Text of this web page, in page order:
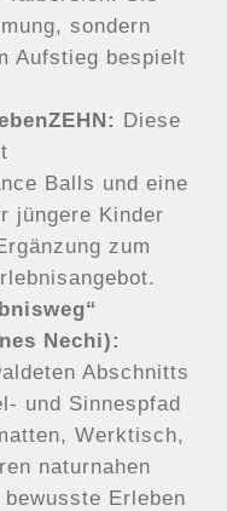
sondern
Aufstieg bespielt
Diese
Balls und eine
jüngere Kinder
zum
Nechi):
Abschnitts
und Sinnespfad
Werktisch,
naturnahen
Erleben